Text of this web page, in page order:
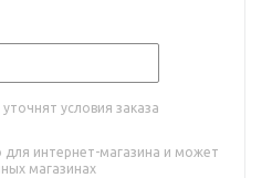
условия заказа
для интернет-магазина и может
магазинах